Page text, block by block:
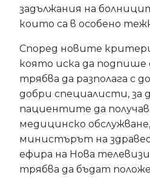
задължания на
които са в особено
Според новите
която иска да подпише
трябва да разполага с
добри специалисти, за
пациентите да
медицинско
министърът на
ефира на Нова
трябва да бъдат